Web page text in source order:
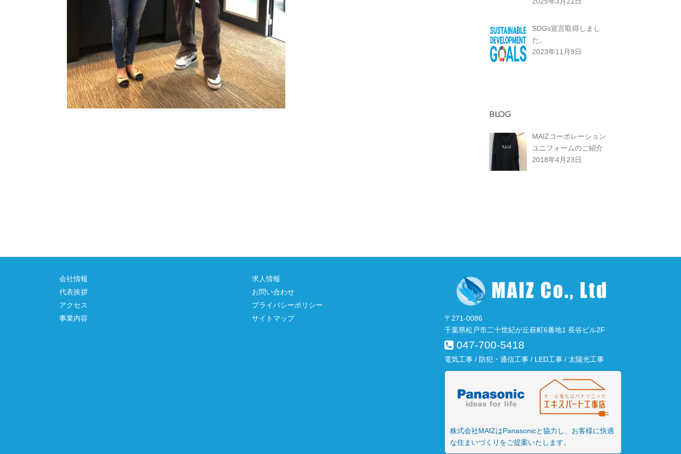
SDGs宣言取得しまし
た。
2023年11月9日
BLOG
MAIZコーポレーション
ユニフォームのご紹介
2018年4月23日
会社情報
代表挨拶
アクセス
事業内容
求人情報
お問い合わせ
プライバシーポリシー
サイトマップ
〒271-0086
千葉県松戸市二十世紀が丘萩町6番地1 長谷ビル2F
047-700-5418
電気工事 / 防犯・通信工事 / LED工事 / 太陽光工事
株式会社MAIZはPanasonicと協力し、お客様に快適
な住まいづくりをご提案いたします。